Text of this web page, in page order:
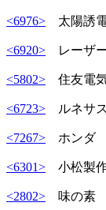
<6976> 太陽
<6920> レーザ
<5802> 住友
<6723> ルネサ
<7267> ホン
<6301> 小松
<2802> 味の